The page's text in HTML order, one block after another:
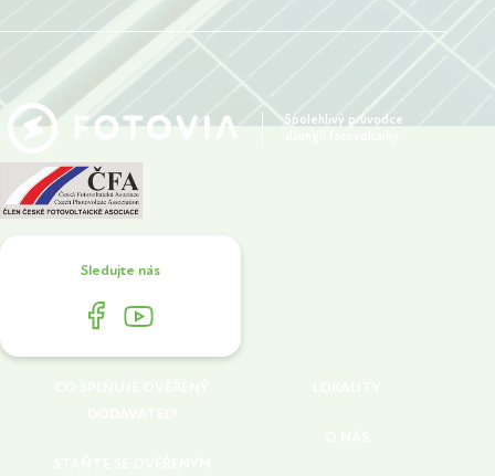
Spolehlivý průvodce
Sledujte nás